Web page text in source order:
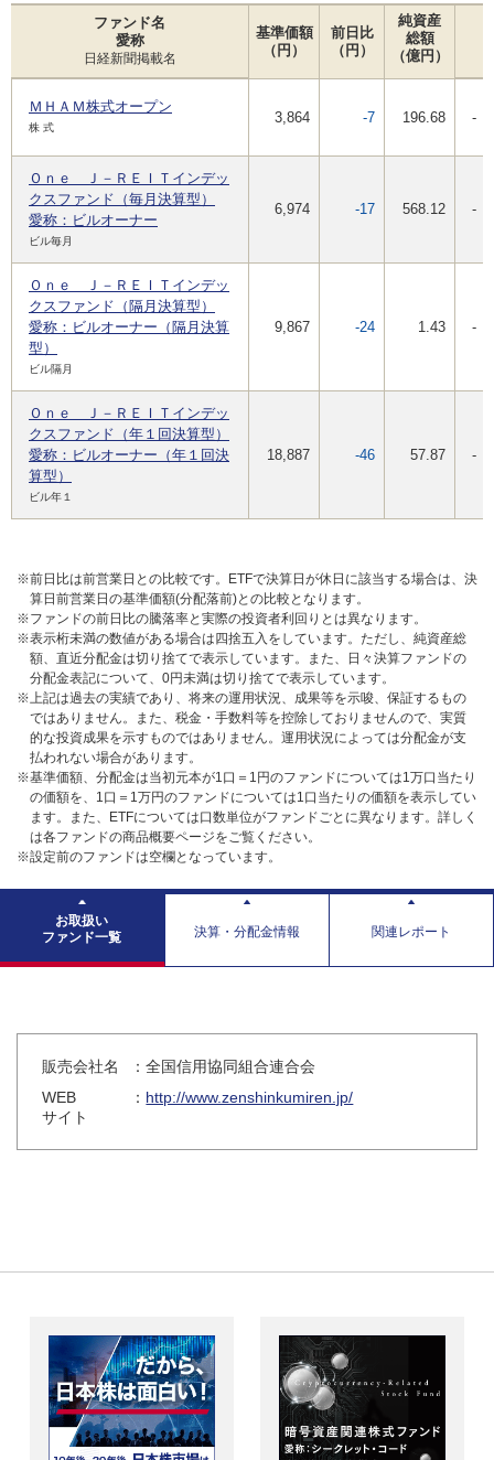
ファンド名
愛称
日経新聞掲載名
基準価額
（円）
前日比
（円）
純資産
総額
（億円）
ＭＨＡＭ株式オープン
株 式
3,864 -7 196.68 -
Ｏｎｅ Ｊ－ＲＥＩＴインデッ
クスファンド（毎月決算型）
愛称：ビルオーナー
ビル毎月
6,974 -17 568.12 -
Ｏｎｅ Ｊ－ＲＥＩＴインデッ
クスファンド（隔月決算型）
愛称：ビルオーナー（隔月決算
型）
ビル隔月
9,867 -24 1.43 -
Ｏｎｅ Ｊ－ＲＥＩＴインデッ
クスファンド（年１回決算型）
愛称：ビルオーナー（年１回決
算型）
ビル年１
18,887 -46 57.87 -
※前日比は前営業日との比較です。ETFで決算日が休日に該当する場合は、決
算日前営業日の基準価額(分配落前)との比較となります。
※ファンドの前日比の騰落率と実際の投資者利回りとは異なります。
※表示桁未満の数値がある場合は四捨五入をしています。ただし、純資産総
額、直近分配金は切り捨てで表示しています。また、日々決算ファンドの
分配金表記について、0円未満は切り捨てで表示しています。
※上記は過去の実績であり、将来の運用状況、成果等を示唆、保証するもの
ではありません。また、税金・手数料等を控除しておりませんので、実質
的な投資成果を示すものではありません。運用状況によっては分配金が支
払われない場合があります。
※基準価額、分配金は当初元本が1口＝1円のファンドについては1万口当たり
の価額を、1口＝1万円のファンドについては1口当たりの価額を表示してい
ます。また、ETFについては口数単位がファンドごとに異なります。詳しく
は各ファンドの商品概要ページをご覧ください。
※設定前のファンドは空欄となっています。
お取扱い
ファンド一覧
決算・分配金情報 関連レポート
販売会社名
：全国信用協同組合連合会
WEB
サイト
： http://www.zenshinkumiren.jp/